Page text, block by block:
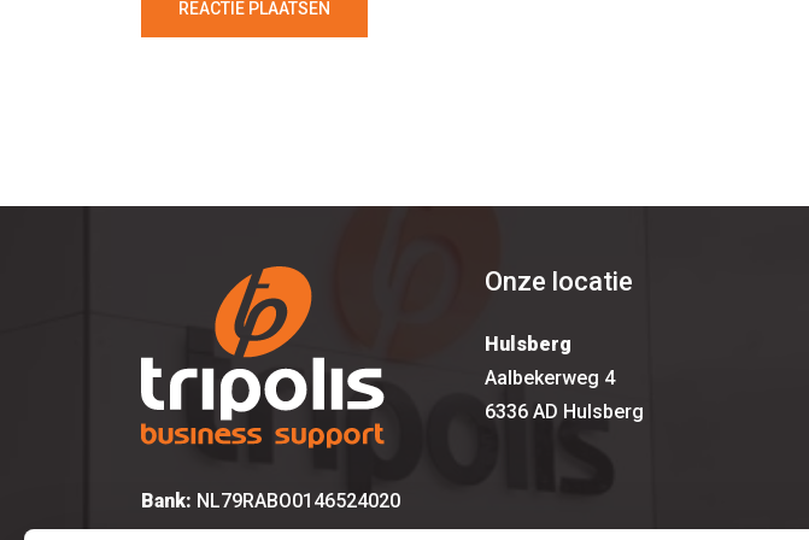
REACTIE PLAATSEN
Bank: NL79RABO0146524020
Onze locatie
Hulsberg
Aalbekerweg 4
6336 AD Hulsberg